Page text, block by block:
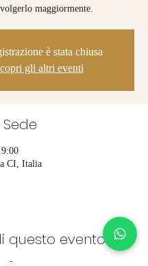
maggiormente.
è stata chiusa
gli altri eventi
CI, Italia
questo evento